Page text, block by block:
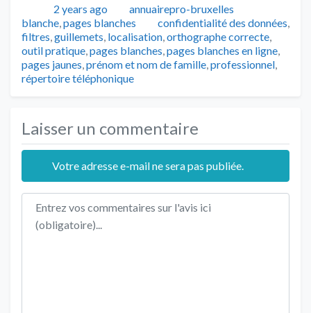
Publié2 years ago Auteur
annuairepro-bruxelles
blanche,pages blanches Tags
confidentialité des données,
filtres,guillemets, localisation,orthographe correcte,
outil pratique,pages blanches,pages blanches en ligne,
pages jaunes,prénom et nom de famille,professionnel,
répertoire téléphonique
Laisser un commentaire
Votre adresse e-mail ne sera pas publiée.
Texte de l'avis